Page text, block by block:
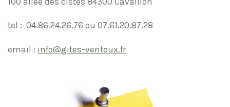
tel : 04.86.24.26.76 ou 07.61.20.87.28
email : info@gites-ventoux.fr